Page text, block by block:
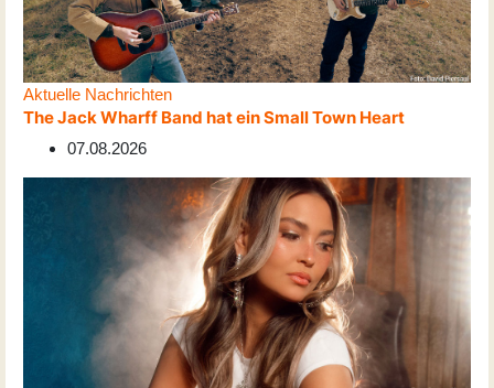
Aktuelle Nachrichten
The Jack Wharff Band hat ein Small Town Heart
07.08.2026